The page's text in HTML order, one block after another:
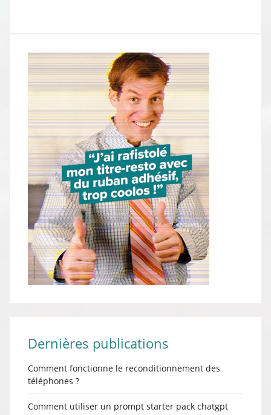
Dernières publications
Comment fonctionne le reconditionnement des
téléphones ?
Comment utiliser un prompt starter pack chatgpt